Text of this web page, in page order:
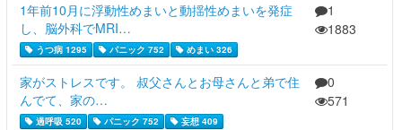
1年前10月に浮動性めまいと動揺性めまいを発症
し、脳外科でMRI…
うつ病 1295 パニック 752 めまい 326
1
1883
家がストレスです。 叔父さんとお母さんと弟で住
んでて、家の…
過呼吸 520 パニック 752 妄想 409
0
571